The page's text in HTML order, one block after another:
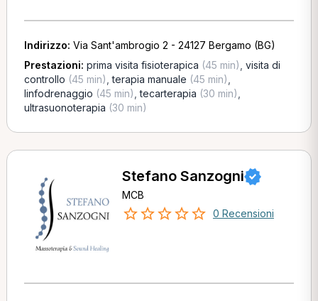
Indirizzo: Via Sant'ambrogio 2 - 24127 Bergamo (BG)
Prestazioni: prima visita fisioterapica (45 min) visita di
controllo (45 min) ,terapia manuale (45 min)
linfodrenaggio (45 min) ,tecarterapia (30 min)
ultrasuonoterapia (30 min)
Stefano Sanzogni
MCB
0 Recensioni